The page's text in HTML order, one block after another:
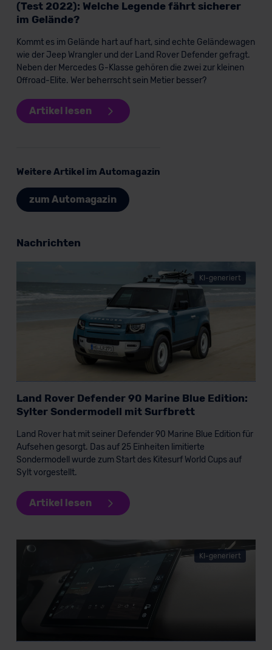
(Test 2022): Welche Legende fährt sicherer
im Gelände?
Kommt es im Gelände hart auf hart, sind echte Geländewagen
wie der Jeep Wrangler und der Land Rover Defender gefragt.
Neben der Mercedes G-Klasse gehören die zwei zur kleinen
Offroad-Elite. Wer beherrscht sein Metier besser?
Artikel lesen
Weitere Artikel im Automagazin
zum Automagazin
Nachrichten
KI-generiert
Land Rover Defender 90 Marine Blue Edition:
Sylter Sondermodell mit Surfbrett
Land Rover hat mit seiner Defender 90 Marine Blue Edition für
Aufsehen gesorgt. Das auf 25 Einheiten limitierte
Sondermodell wurde zum Start des Kitesurf World Cups auf
Sylt vorgestellt.
Artikel lesen
KI-generiert